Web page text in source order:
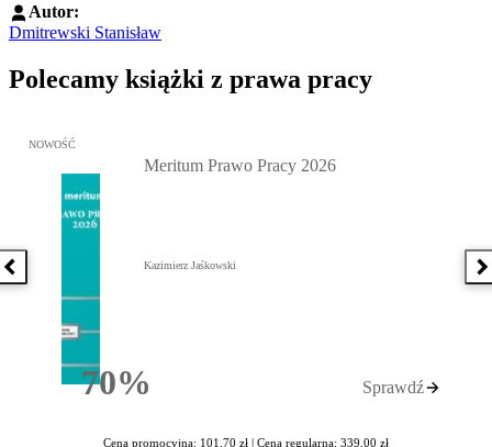
Autor:
Dmitrewski Stanisław
Polecamy książki z prawa pracy
Poprzednia książka
Przejdź do: Meritum Prawo Pracy 2026, Kazimierz Jaśkowski -
NOWOŚĆ
70%Rabatu
Meritum Prawo Pracy 2026
Kazimierz Jaśkowski
Sprawdź
Cena promocyjna: 101,70 zł | Cena regularna: 339,00 zł